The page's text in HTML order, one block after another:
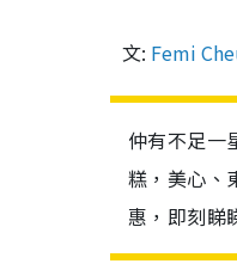
文: Femi
仲有不足一
糕，美心、
惠，即刻睇